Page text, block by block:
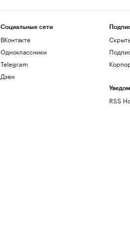
Социальные сети
ВКонтакте
Одноклассники
Telegram
Дзен
RSS